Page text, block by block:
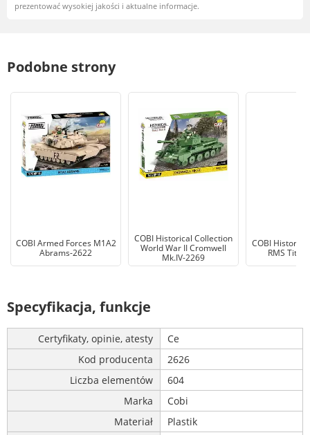
prezentować wysokiej jakości i aktualne informacje.
Podobne strony
COBI Armed Forces M1A2
Abrams-2622
COBI Historical Collection
World War II Cromwell
Mk.IV-2269
COBI
RMS
Specyfikacja, funkcje
Certyfikaty, opinie, atesty
Ce
Kod producenta
2626
Liczba elementów
604
Marka
Cobi
Materiał
Plastik